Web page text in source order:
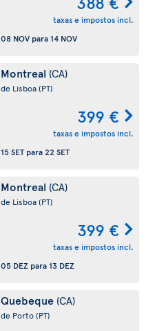
taxas e impostos incl.
08 NOV para 14 NOV
Montreal (CA)
de Lisboa(PT)
399 €
taxas e impostos incl.
15 SETpara22 SET
Montreal (CA)
de Lisboa(PT)
399 €
taxas e impostos incl.
05 DEZ para 13 DEZ
Quebeque (CA)
de Porto(PT)